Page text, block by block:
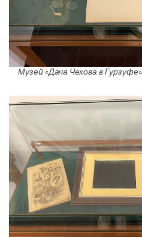
Музей «Дача Чехова в